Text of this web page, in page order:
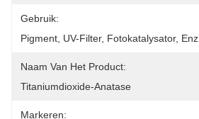
Gebruik:
Pigment, UV-Filter, Fotokatalysator, Enz.
Naam Van Het Product:
Titaniumdioxide-Anatase
Markeren: